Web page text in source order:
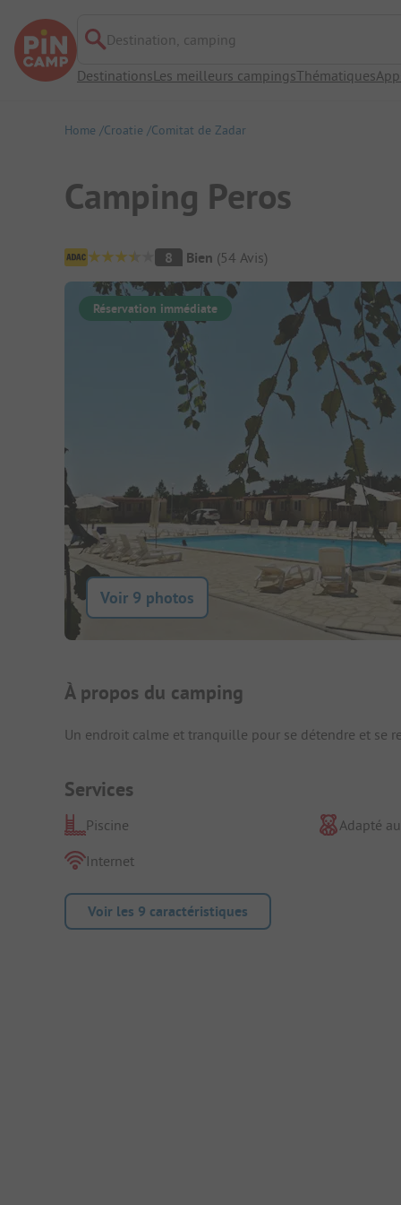
Destination, camping
DestinationsLes meilleurs campingsThématiquesApp
Home Croatie Comitat de Zadar
Camping Peros
Aperçu du camping
8 Bien (54 Avis)
Réservation immédiate
Voir 9 photos
Présentation du camping
À propos du camping
Un endroit calme et tranquille pour se détendre et se
Services
Piscine
Adapté
Internet
Voir les 9 caractéristiques